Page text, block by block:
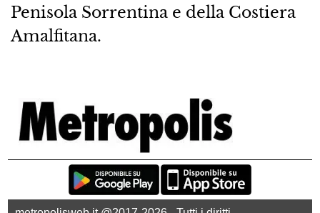
Penisola Sorrentina e della Costiera
Amalfitana.